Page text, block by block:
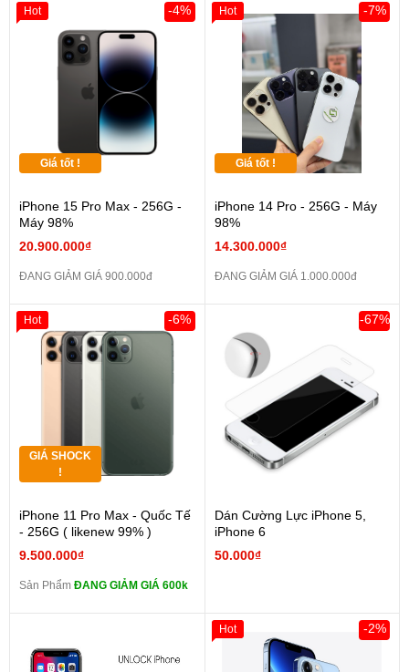
Giá tốt !
iPhone 15 Pro Max - 256G -
Máy 98%
20.900.000₫
-4%
ĐANG GIẢM GIÁ 900.000đ
Hot
Giá tốt !
iPhone 14 Pro - 256G - Máy
98%
14.300.000₫
-7%
ĐANG GIẢM GIÁ 1.000.000đ
Hot
GIÁ SHOCK
!
iPhone 11 Pro Max - Quốc Tế
- 256G ( likenew 99% )
9.500.000₫
-6%
Sản Phẩm ĐANG GIẢM GIÁ 600k
Hot
Dán Cường Lực iPhone 5,
iPhone 6
50.000₫
-67%
-2%
Hot